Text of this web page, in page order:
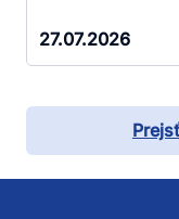
27.07.2026